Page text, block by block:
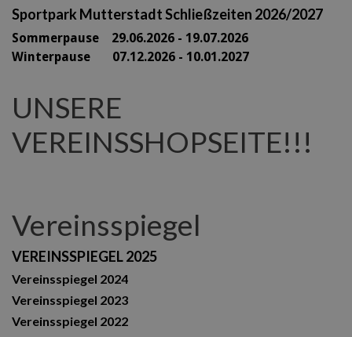
Sportpark Mutterstadt Schließzeiten 2026/2027
Sommerpause 29.06.2026 - 19.07.2026
Winterpause 07.12.2026 - 10.01.2027
UNSERE
VEREINSSHOPSEITE!!!
Vereinsspiegel
VEREINSSPIEGEL 2025
Vereinsspiegel 2024
Vereinsspiegel 2023
Vereinsspiegel 2022